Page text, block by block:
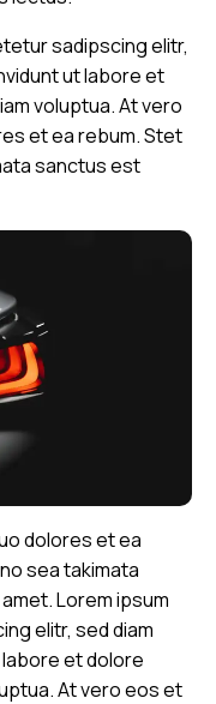
sadipscing elitr,
ut labore et
voluptua. At vero
et ea rebum. Stet
sanctus est
dolores et ea
sea takimata
Lorem ipsum
elitr, sed diam
et dolore
At vero eos et